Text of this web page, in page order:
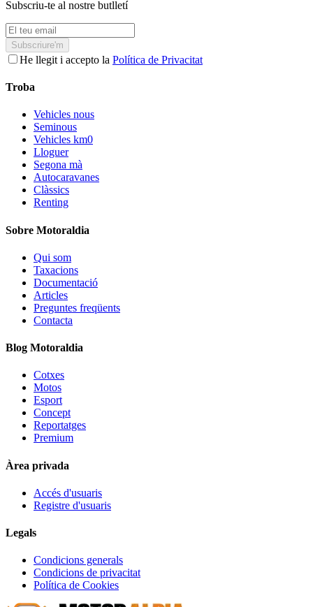
Subscriu-te al nostre butlletí
Subscriure'm
He llegit i accepto la Política de Privacitat
Troba
Vehicles nous
Seminous
Vehicles km0
Lloguer
Segona mà
Autocaravanes
Clàssics
Renting
Sobre Motoraldia
Qui som
Taxacions
Documentació
Articles
Preguntes freqüents
Contacta
Blog Motoraldia
Cotxes
Motos
Esport
Concept
Reportatges
Premium
Àrea privada
Accés d'usuaris
Registre d'usuaris
Legals
Condicions generals
Condicions de privacitat
Política de Cookies